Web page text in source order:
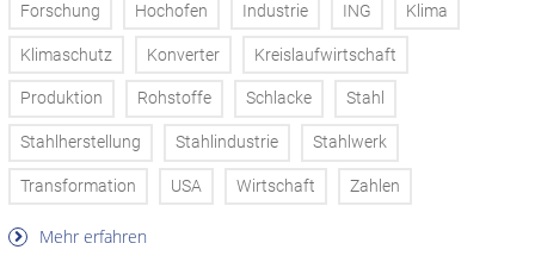
Forschung Hochofen Industrie ING Klima
Klimaschutz Konverter Kreislaufwirtschaft
Produktion Rohstoffe Schlacke Stahl
Stahlherstellung Stahlindustrie Stahlwerk
Transformation USA Wirtschaft Zahlen
Mehr erfahren